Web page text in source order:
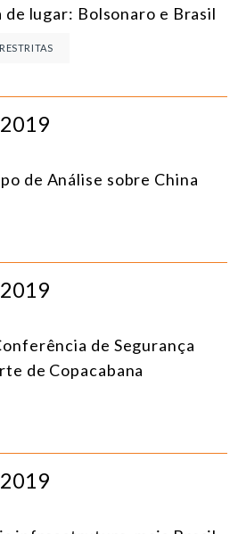
lugar: Bolsonaro e Brasil
de Análise sobre China
de Segurança
de Copacabana